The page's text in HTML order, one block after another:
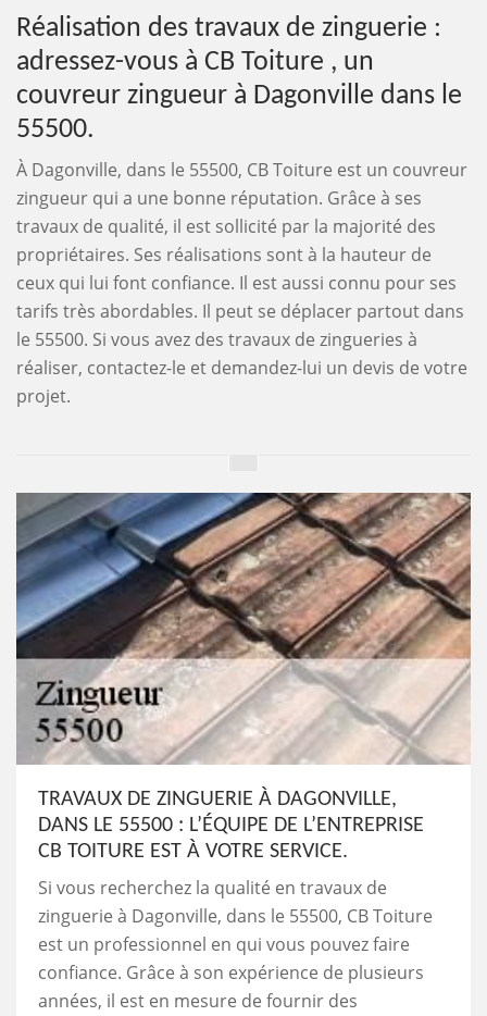
Réalisation des travaux de zinguerie :
adressez-vous à CB Toiture , un
couvreur zingueur à Dagonville dans le
55500.
À Dagonville, dans le 55500, CB Toiture est un couvreur
zingueur qui a une bonne réputation. Grâce à ses
travaux de qualité, il est sollicité par la majorité des
propriétaires. Ses réalisations sont à la hauteur de
ceux qui lui font confiance. Il est aussi connu pour ses
tarifs très abordables. Il peut se déplacer partout dans
le 55500. Si vous avez des travaux de zingueries à
réaliser, contactez-le et demandez-lui un devis de votre
projet.
TRAVAUX DE ZINGUERIE À DAGONVILLE,
DANS LE 55500 : L’ÉQUIPE DE L’ENTREPRISE
CB TOITURE EST À VOTRE SERVICE.
Si vous recherchez la qualité en travaux de
zinguerie à Dagonville, dans le 55500, CB Toiture
est un professionnel en qui vous pouvez faire
confiance. Grâce à son expérience de plusieurs
années, il est en mesure de fournir des